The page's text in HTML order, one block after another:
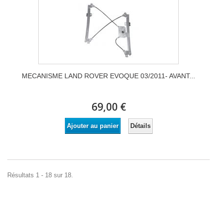
MECANISME LAND ROVER EVOQUE 03/2011- AVANT...
69,00 €
Ajouter au panier Détails
Résultats 1 - 18 sur 18.